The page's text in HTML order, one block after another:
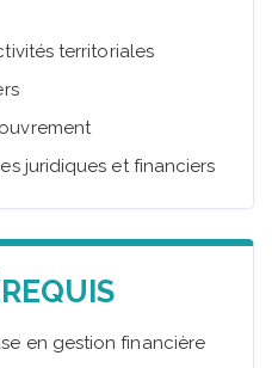
territoriales
juridiques et financiers
en gestion financière